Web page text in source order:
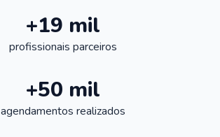
+19 mil
profissionais parceiros
+50 mil
agendamentos realizados